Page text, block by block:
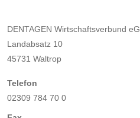
DENTAGEN Wirtschaftsverbund eG
Landabsatz 10
45731 Waltrop
Telefon
02309 784 70 0